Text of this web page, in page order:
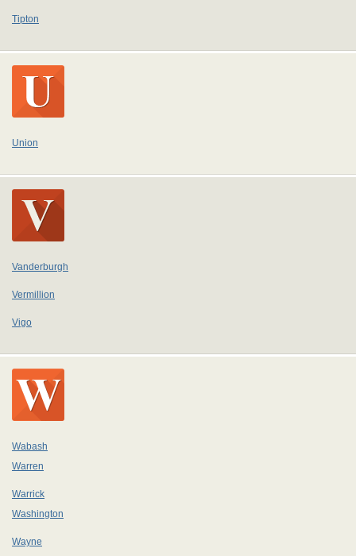
Tipton
Union
Vanderburgh
Vermillion
Vigo
Wabash
Warren
Warrick
Washington
Wayne